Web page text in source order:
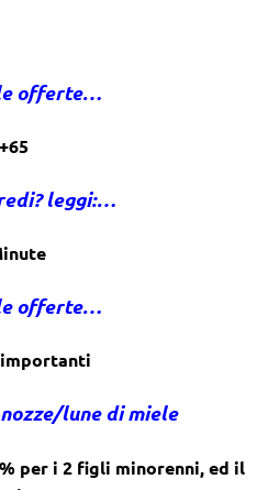
offerte…
leggi:…
offerte…
lune di miele
per i 2 figli minorenni, ed il